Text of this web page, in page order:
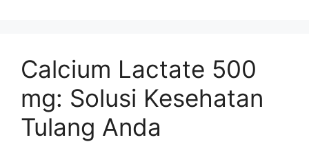
Calcium Lactate 500
mg: Solusi Kesehatan
Tulang Anda